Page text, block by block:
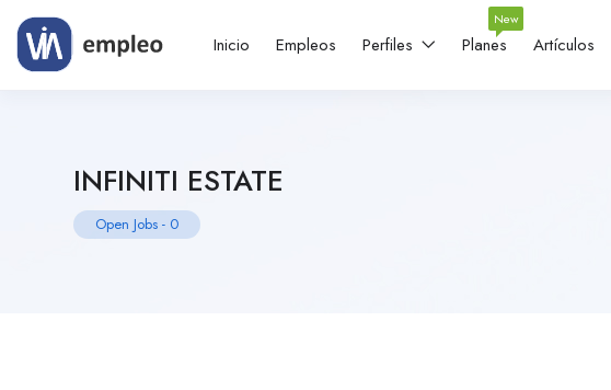
Inicio Empleos Perfiles Planes
New
Artículos
INFINITI ESTATE
Open Jobs - 0